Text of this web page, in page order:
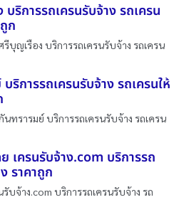
ริการรถเครนรับจ้าง รถเครน
ก
บุญเรือง บริการรถเครนรับจ้าง รถเครน
ริการรถเครนรับจ้าง รถเครนให้
ทรารมย์ บริการรถเครนรับจ้าง รถเครน
เครนรับจ้าง.com บริการรถ
ราคาถูก
บจ้าง.com บริการรถเครนรับจ้าง รถ